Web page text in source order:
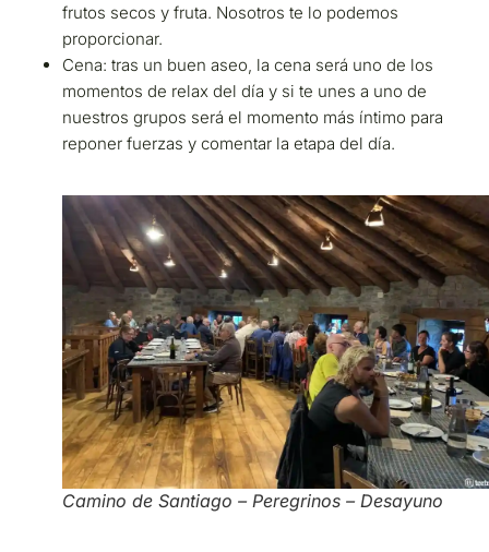
frutos secos y fruta. Nosotros te lo podemos
proporcionar.
Cena: tras un buen aseo, la cena será uno de los
momentos de relax del día y si te unes a uno de
nuestros grupos será el momento más íntimo para
reponer fuerzas y comentar la etapa del día.
Camino de Santiago – Peregrinos – Desayuno